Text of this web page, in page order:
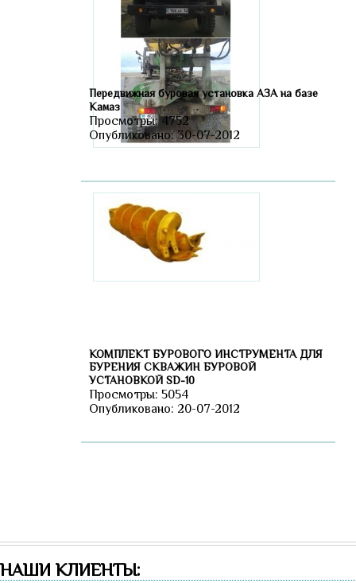
Передвижная буровая установка АЗА на базе
Камаз
Просмотры: 4752
Опубликовано: 30-07-2012
КОМПЛЕКТ БУРОВОГО ИНСТРУМЕНТА ДЛЯ
БУРЕНИЯ СКВАЖИН БУРОВОЙ
УСТАНОВКОЙ SD-10
Просмотры: 5054
Опубликовано: 20-07-2012
НАШИ КЛИЕНТЫ: